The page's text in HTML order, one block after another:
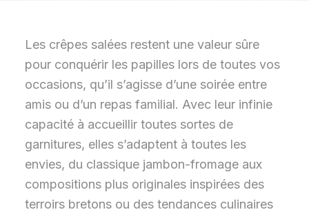
Les crêpes salées restent une valeur sûre
pour conquérir les papilles lors de toutes vos
occasions, qu’il s’agisse d’une soirée entre
amis ou d’un repas familial. Avec leur infinie
capacité à accueillir toutes sortes de
garnitures, elles s’adaptent à toutes les
envies, du classique jambon-fromage aux
compositions plus originales inspirées des
terroirs bretons ou des tendances culinaires